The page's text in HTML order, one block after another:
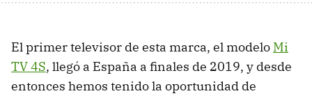
El primer televisor de esta marca, el modelo Mi
TV 4S, llegó a España a finales de 2019, y desde
entonces hemos tenido la oportunidad de